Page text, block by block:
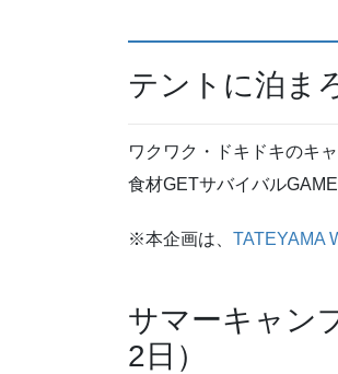
テントに泊ま
ワクワク・ドキドキのキ
食材GETサバイバル
※本企画は、 TATEYAMA
サマーキャン
2日）